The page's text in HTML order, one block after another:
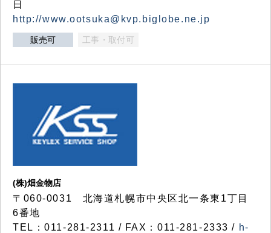
日
http://www.ootsuka@kvp.biglobe.ne.jp
販売可 工事・取付可
(株)畑金物店
〒060-0031 北海道札幌市中央区北一条東1丁目
6番地
TEL：011-281-2311 / FAX：011-281-2333 / h-